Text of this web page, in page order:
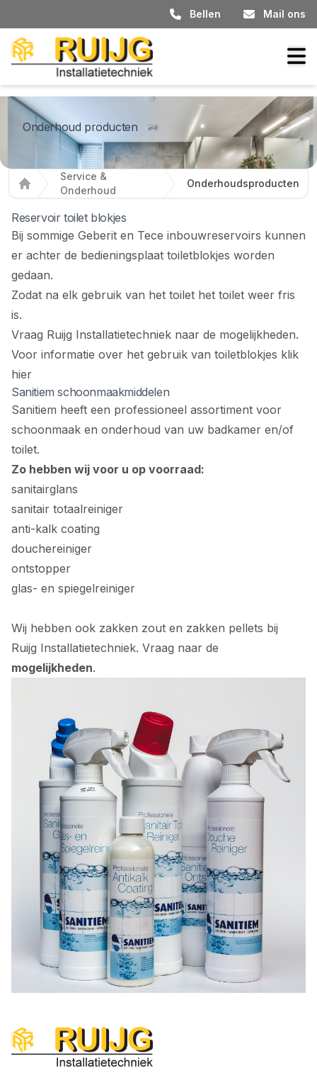
Bellen Mail ons
Onderhoud producten
Home
Service &
Onderhoud
Onderhoudsproducten
Reservoir toilet blokjes
Bij sommige Geberit en Tece inbouwreservoirs kunnen
er achter de bedieningsplaat toiletblokjes worden
gedaan.
Zodat na elk gebruik van het toilet het toilet weer fris
is.
Vraag Ruijg Installatietechniek naar de mogelijkheden.
Voor informatie over het gebruik van toiletblokjes klik
hier
Sanitiem schoonmaakmiddelen
Sanitiem heeft een professioneel assortiment voor
schoonmaak en onderhoud van uw badkamer en/of
toilet.
Zo hebben wij voor u op voorraad:
sanitairglans
sanitair totaalreiniger
anti-kalk coating
douchereiniger
ontstopper
glas- en spiegelreiniger
Wij hebben ook zakken zout en zakken pellets bij
Ruijg Installatietechniek. Vraag naar de
mogelijkheden.